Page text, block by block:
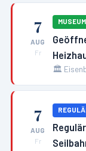
7
AUG
Fr
🏛️
7
AUG
Fr